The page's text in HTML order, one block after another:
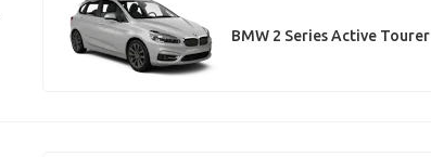
BMW 2 Series Active Tourer